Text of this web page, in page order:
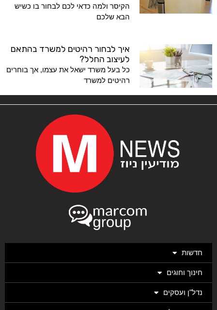
הקיסר ולמה כדאי לכם לבחור בו כשיש
הבא שלכם
איך לבחור רהיטים למשרד בהתאם
לעיצוב החלל?
כל בעל משרד ישאל את עצמו, אך בוחרים
רהיטים למשרד
חדשות
חינוך וחוגים
נדל"ן ועסקים